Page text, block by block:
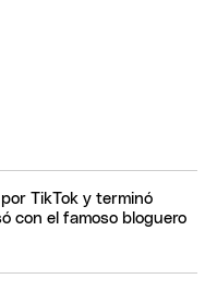
TikTok y terminó
con el famoso bloguero